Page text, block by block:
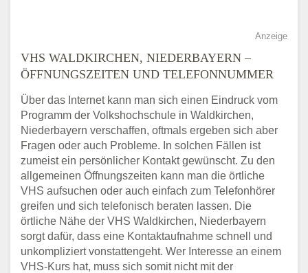
Anzeige
VHS WALDKIRCHEN, NIEDERBAYERN –
ÖFFNUNGSZEITEN UND TELEFONNUMMER
Über das Internet kann man sich einen Eindruck vom
Programm der Volkshochschule in Waldkirchen,
Niederbayern verschaffen, oftmals ergeben sich aber
Fragen oder auch Probleme. In solchen Fällen ist
zumeist ein persönlicher Kontakt gewünscht. Zu den
allgemeinen Öffnungszeiten kann man die örtliche
VHS aufsuchen oder auch einfach zum Telefonhörer
greifen und sich telefonisch beraten lassen. Die
örtliche Nähe der VHS Waldkirchen, Niederbayern
sorgt dafür, dass eine Kontaktaufnahme schnell und
unkompliziert vonstattengeht. Wer Interesse an einem
VHS-Kurs hat, muss sich somit nicht mit der